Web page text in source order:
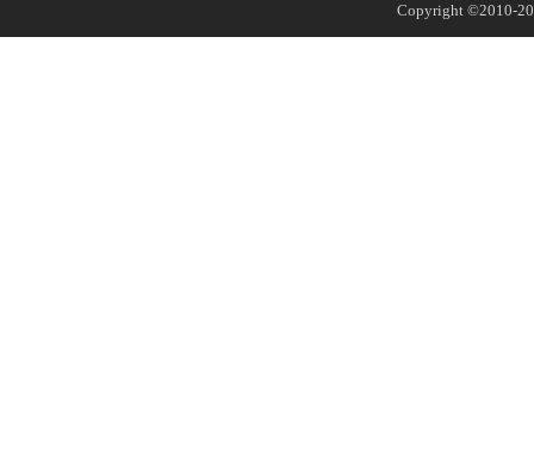
Copyright ©2010-